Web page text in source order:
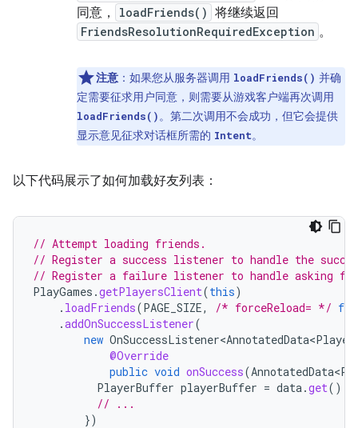
同意，
loadFriends() 将继续返回
FriendsResolutionRequiredException 。
注意 ：如果您从服务器调用 loadFriends() 并确
定需要征求用户同意，则需要从游戏客户端再次调用
loadFriends()。第二次调用不会成功，但它会提供
显示意见征求对话框所需的 Intent。
以下代码展示了如何加载好友列表：
// Attempt loading friends.
// Register a success listener to handle the
// Register a failure listener to handle asking
PlayGames .getPlayersClient(this)
. loadFriends(PAGE_SIZE, /* forceReload= */
.addOnSuccessListener(
new
@Override
public void onSuccess(
PlayerBuffer playerBuffer = data.get();
// ...
})